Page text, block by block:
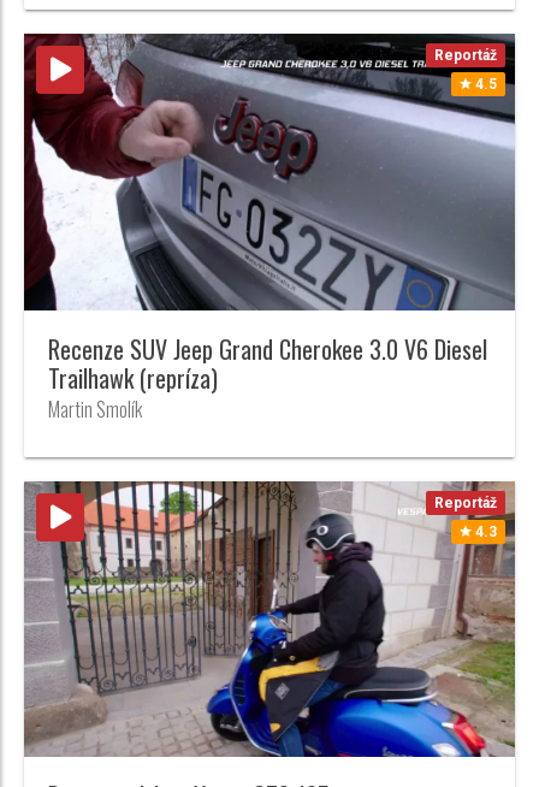
Reportáž
4.5
Recenze SUV Jeep Grand Cherokee 3.0 V6 Diesel
Trailhawk (repríza)
Martin Smolík
Reportáž
4.3